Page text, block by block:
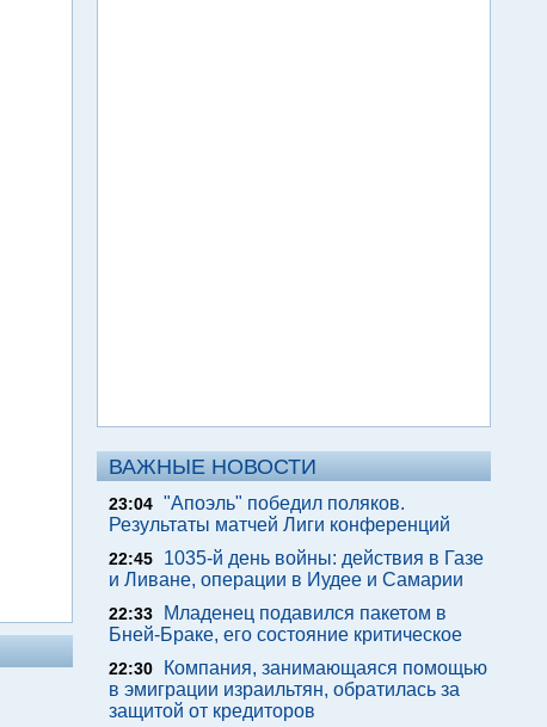
ВАЖНЫЕ НОВОСТИ
23:04 "Апоэль" победил поляков.
Результаты матчей Лиги конференций
22:45
1035-й день войны: действия в Газе
и Ливане, операции в Иудее и Самарии
22:33
Младенец подавился пакетом в
Бней-Браке, его состояние критическое
22:30
Компания, занимающаяся помощью
в эмиграции израильтян, обратилась за
защитой от кредиторов